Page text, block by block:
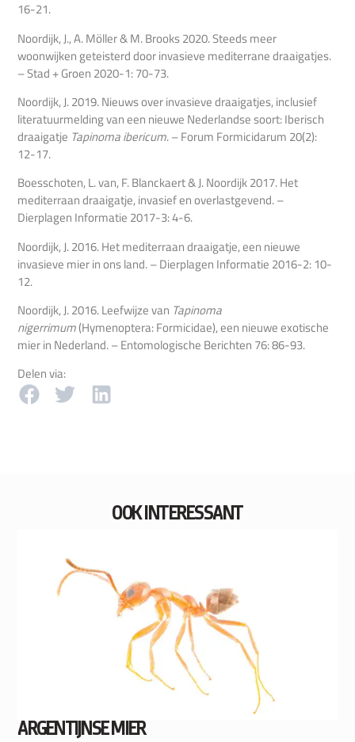
16-21.
Noordijk, J., A. Möller & M. Brooks 2020. Steeds meer
woonwijken geteisterd door invasieve mediterrane draaigatjes.
– Stad + Groen 2020-1: 70-73.
Noordijk, J. 2019. Nieuws over invasieve draaigatjes, inclusief
literatuurmelding van een nieuwe Nederlandse soort: Iberisch
draaigatje Tapinoma ibericum. – Forum Formicidarum 20(2):
12-17.
Boesschoten, L. van, F. Blanckaert & J. Noordijk 2017. Het
mediterraan draaigatje, invasief en overlastgevend. –
Dierplagen Informatie 2017-3: 4-6.
Noordijk, J. 2016. Het mediterraan draaigatje, een nieuwe
invasieve mier in ons land. – Dierplagen Informatie 2016-2: 10-
12.
Noordijk, J. 2016. Leefwijze van Tapinoma
nigerrimum(Hymenoptera: Formicidae), een nieuwe exotische
mier in Nederland. – Entomologische Berichten 76: 86-93.
Delen via:
OOK INTERESSANT
ARGENTIJNSE MIER